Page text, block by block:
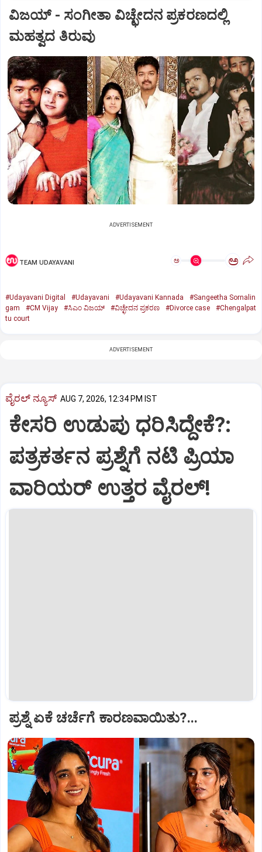
ವಿಜಯ್‌ - ಸಂಗೀತಾ ವಿಚ್ಛೇದನ ಪ್ರಕರಣದಲ್ಲಿ
ಮಹತ್ವದ ತಿರುವು
ADVERTISEMENT
TEAM UDAYAVANI ಅ ಅ
#Udayavani Digital #Udayavani #Udayavani Kannada
#Sangeetha Sornalin
gam
#CM Vijay #ಸಿಎಂ ವಿಜಯ್‌ #ವಿಚ್ಛೇದನ ಪ್ರಕರಣ #Divorce case
#Chengalpat
tu court
ADVERTISEMENT
ವೈರಲ್ ನ್ಯೂಸ್ AUG 7, 2026, 12:34 PM IST
ಕೇಸರಿ ಉಡುಪು ಧರಿಸಿದ್ದೇಕೆ?:
ಪತ್ರಕರ್ತನ ಪ್ರಶ್ನೆಗೆ ನಟಿ ಪ್ರಿಯಾ
ವಾರಿಯರ್ ಉತ್ತರ ವೈರಲ್!
ಪ್ರಶ್ನೆ ಏಕೆ ಚರ್ಚೆಗೆ ಕಾರಣವಾಯಿತು?...